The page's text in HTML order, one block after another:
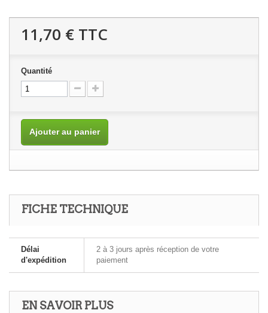
11,70 € TTC
Quantité
Ajouter au panier
FICHE TECHNIQUE
Délai
d'expédition
2 à 3 jours après réception de votre
paiement
EN SAVOIR PLUS